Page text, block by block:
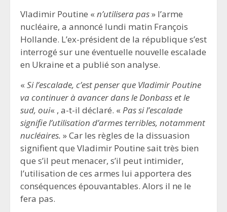
Vladimir Poutine « n’utilisera pas» l’arme
nucléaire, a annoncé lundi matin François
Hollande. L’ex-président de la république s’est
interrogé sur une éventuelle nouvelle escalade
en Ukraine et a publié son analyse.
« Si l’escalade, c’est penser que Vladimir Poutine
va continuer à avancer dans le Donbass et le
sud, oui« , a-t-il déclaré. « Pas si l’escalade
signifie l’utilisation d’armes terribles, notamment
nucléaires. » Car les règles de la dissuasion
signifient que Vladimir Poutine sait très bien
que s’il peut menacer, s’il peut intimider,
l’utilisation de ces armes lui apportera des
conséquences épouvantables. Alors il ne le
fera pas.